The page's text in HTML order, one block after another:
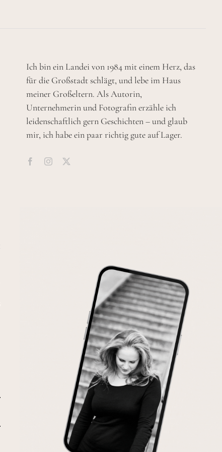
Ich bin ein Landei von 1984 mit einem Herz, das
für die Großstadt schlägt, und lebe im Haus
meiner Großeltern. Als Autorin,
Unternehmerin und Fotografin erzähle ich
leidenschaftlich gern Geschichten – und glaub
mir, ich habe ein paar richtig gute auf Lager.